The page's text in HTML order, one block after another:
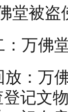
堂被
：万佛
放：万
记文